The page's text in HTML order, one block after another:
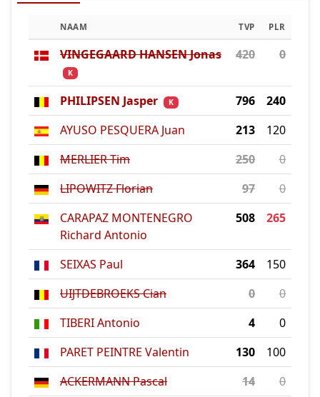
NAAM TVP PLR
VINGEGAARD HANSEN Jonas
K
420 0
PHILIPSEN Jasper K 796
240
AYUSO PESQUERA Juan
213
120
MERLIER Tim
250
0
LIPOWITZ Florian
97
0
CARAPAZ MONTENEGRO
Richard Antonio
508 265
SEIXAS Paul 364
150
UIJTDEBROEKS Cian
0
0
TIBERI Antonio
4
0
PARET PEINTRE Valentin
130
100
ACKERMANN Pascal
14
0